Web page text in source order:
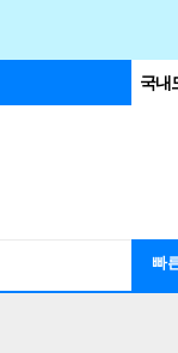
국내
빠